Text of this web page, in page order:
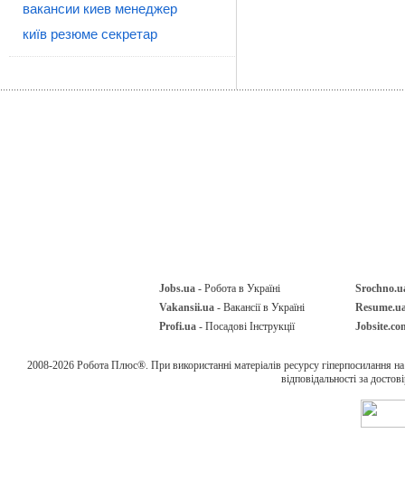
вакансии киев менеджер
київ резюме секретар
Jobs.ua - Робота в Україні
Vakansii.ua - Вакансії в Україні
Profi.ua - Посадові Інструкції
2008-2026 Робота Плюс®. При використанні матеріалів ресурсу гіперпосилання
відповідальності за